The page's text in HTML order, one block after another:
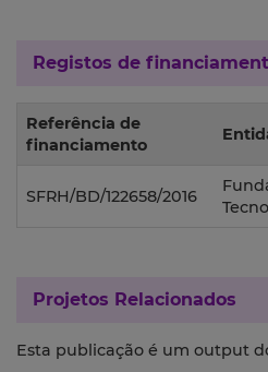
Registos de
Referência de
financiamento
SFRH/BD/122658/2016
Projetos Relacionados
Esta publicação é um output